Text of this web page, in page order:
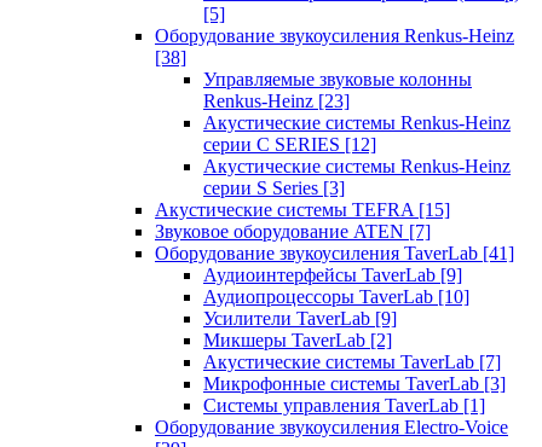
[5]
Оборудование звукоусиления Renkus-Heinz
[38]
Управляемые звуковые колонны
Renkus-Heinz [23]
Акустические системы Renkus-Heinz
серии C SERIES [12]
Акустические системы Renkus-Heinz
серии S Series [3]
Акустические системы TEFRA [15]
Звуковое оборудование ATEN [7]
Оборудование звукоусиления TaverLab [41]
Аудиоинтерфейсы TaverLab [9]
Аудиопроцессоры TaverLab [10]
Усилители TaverLab [9]
Микшеры TaverLab [2]
Акустические системы TaverLab [7]
Микрофонные системы TaverLab [3]
Системы управления TaverLab [1]
Оборудование звукоусиления Electro-Voice